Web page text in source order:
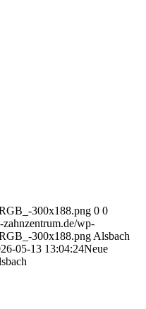
300x188.png 0 0
zahnzentrum.de/wp-
300x188.png Alsbach
05-13 13:04:24Neue